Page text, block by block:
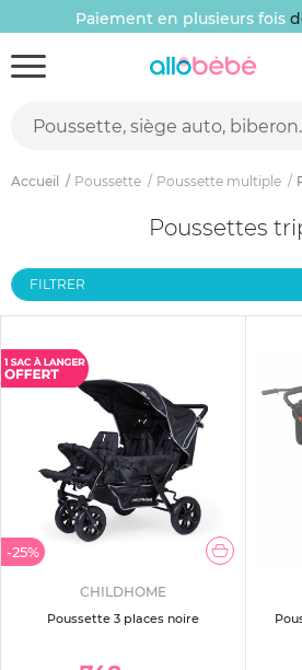
Paiement en plusieurs fois
Accueil Poussette Poussette multiple
Poussettes
FILTRER
-25%
CHILDHOME
Poussette 3 places noire